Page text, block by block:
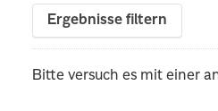
Ergebnisse filtern
Bitte versuch es mit einer